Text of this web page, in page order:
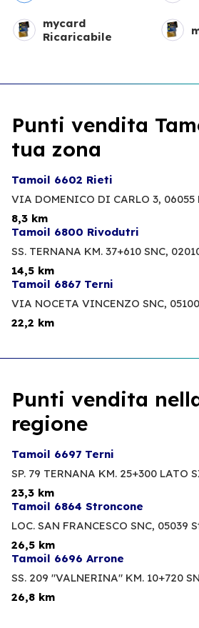
mycard
Ricaricabile
Punti vendita
tua zona
Tamoil 6602 Rieti
VIA DOMENICO DI CARLO 3, 06055
8,3 km
Tamoil 6800 Rivodutri
SS. TERNANA KM. 37+610 SNC,
14,5 km
Tamoil 6867 Terni
VIA NOCETA VINCENZO SNC,
22,2 km
Punti vendita
regione
Tamoil 6697 Terni
SP. 79 TERNANA KM. 25+300 LATO
23,3 km
Tamoil 6864 Stroncone
LOC. SAN FRANCESCO SNC, 05039
26,5 km
Tamoil 6696 Arrone
SS. 209 "VALNERINA" KM. 10+720
26,8 km